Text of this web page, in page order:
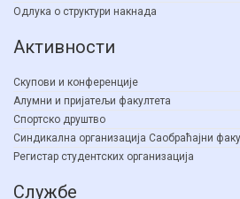
Одлука о структури накнада
Активности
Скупови и конференције
Алумни и пријатељи факултета
Спортско друштво
Синдикална организација Саобраћајни
Регистар студентских организација
Службе